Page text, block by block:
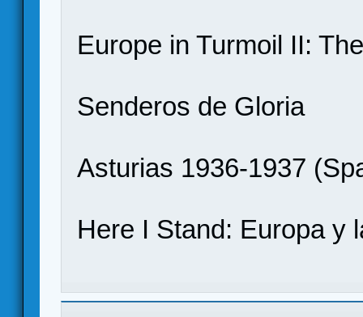
Europe in Turmoil II:
Senderos de Gloria
Asturias 1936-1937
Here I Stand: Europa y